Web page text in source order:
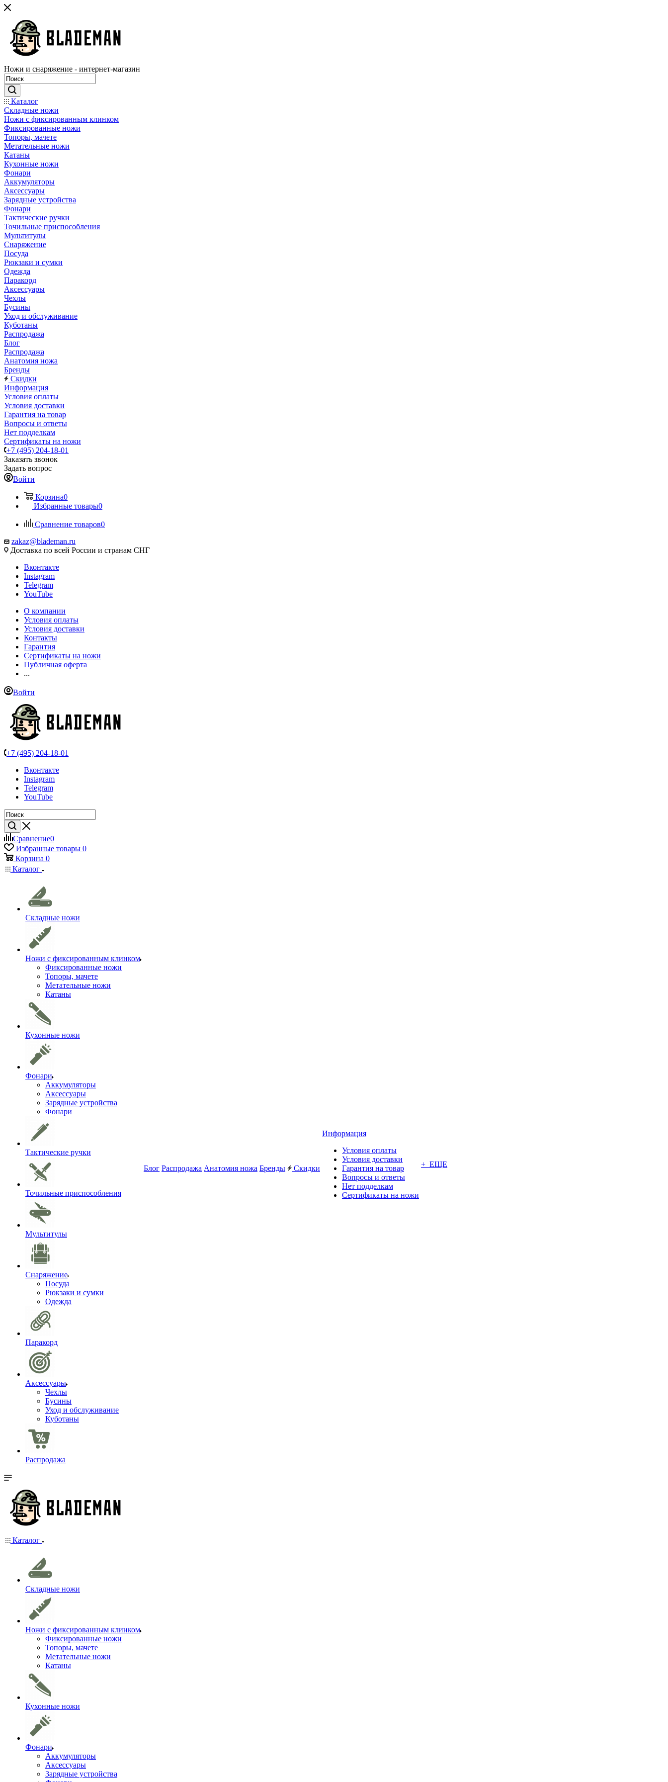
Ножи и снаряжение - интернет-магазин
Каталог
Складные ножи
Ножи с фиксированным клинком
Фиксированные ножи
Топоры, мачете
Метательные ножи
Катаны
Кухонные ножи
Фонари
Аккумуляторы
Аксессуары
Зарядные устройства
Фонари
Тактические ручки
Точильные приспособления
Мультитулы
Снаряжение
Посуда
Рюкзаки и сумки
Одежда
Паракорд
Аксессуары
Чехлы
Бусины
Уход и обслуживание
Куботаны
Распродажа
Блог
Распродажа
Анатомия ножа
Бренды
Скидки
Информация
Условия оплаты
Условия доставки
Гарантия на товар
Вопросы и ответы
Нет подделкам
Сертификаты на ножи
+7 (495) 204-18-01
Заказать звонок
Задать вопрос
Войти
Корзина0
Избранные товары0
Сравнение товаров0
zakaz@blademan.ru
Доставка по всей России и странам СНГ
Вконтакте
Instagram
Telegram
YouTube
О компании
Условия оплаты
Условия доставки
Контакты
Гарантия
Сертификаты на ножи
Публичная оферта
...
Войти
+7 (495) 204-18-01
Вконтакте
Instagram
Telegram
YouTube
Сравнение0
Избранные товары 0
Корзина 0
Каталог
Складные ножи
Ножи с фиксированным клинком
Фиксированные ножи
Топоры, мачете
Метательные ножи
Катаны
Кухонные ножи
Фонари
Аккумуляторы
Аксессуары
Зарядные устройства
Фонари
Тактические ручки
Точильные приспособления
Мультитулы
Снаряжение
Посуда
Рюкзаки и сумки
Одежда
Паракорд
Аксессуары
Чехлы
Бусины
Уход и обслуживание
Куботаны
Распродажа
Блог Распродажа Анатомия ножа Бренды Скидки
Информация
Условия оплаты
Условия доставки
Гарантия на товар
Вопросы и ответы
Нет подделкам
Сертификаты на ножи
+ ЕЩЕ
Каталог
Складные ножи
Ножи с фиксированным клинком
Фиксированные ножи
Топоры, мачете
Метательные ножи
Катаны
Кухонные ножи
Фонари
Аккумуляторы
Аксессуары
Зарядные устройства